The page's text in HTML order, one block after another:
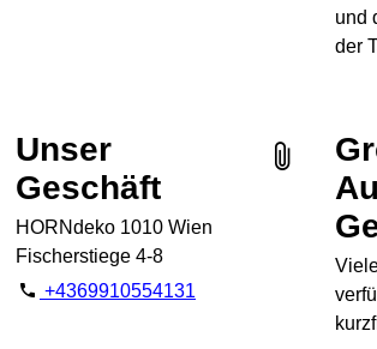
und
der
Unser
Geschäft
HORNdeko 1010 Wien
Fischerstiege 4-8
+4369910554131